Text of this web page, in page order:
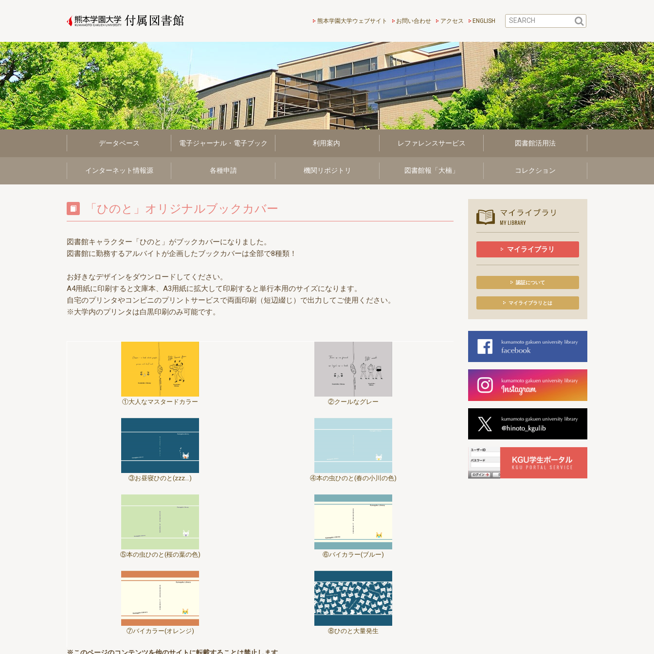
熊本学園大学付属図書館
熊本学園大学ウェブサイト お問い合わせ アクセス ENGLISH
データベース 電子ジャーナル・電子ブック 利用案内 レファレンスサービス 図書館活用法
インターネット情報源 各種申請 機関リポジトリ 図書館報「大楠」 コレクション
「ひのと」オリジナルブックカバー
図書館キャラクター「ひのと」がブックカバーになりました。
図書館に勤務するアルバイトが企画したブックカバーは全部で8種類！
お好きなデザインをダウンロードしてください。
A4用紙に印刷すると文庫本、A3用紙に拡大して印刷すると単行本用のサイズになります。
自宅のプリンタやコンビニのプリントサービスで両面印刷（短辺綴じ）で出力してご使用ください。
※大学内のプリンタは白黒印刷のみ可能です。
①大人なマスタードカラー ②クールなグレー
③お昼寝ひのと(zzz…) ④本の虫ひのと(春の小川の色)
⑤本の虫ひのと(桜の葉の色) ⑥バイカラー(ブルー)
⑦バイカラー(オレンジ) ⑧ひのと大量発生
※このページのコンテンツを他のサイトに転載することは禁止します。
マイライブラリ
認証について
マイライブラリとは